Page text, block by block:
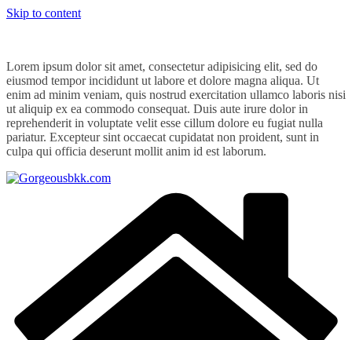
Skip to content
Lorem ipsum dolor sit amet, consectetur adipisicing elit, sed do
eiusmod tempor incididunt ut labore et dolore magna aliqua. Ut
enim ad minim veniam, quis nostrud exercitation ullamco laboris nisi
ut aliquip ex ea commodo consequat. Duis aute irure dolor in
reprehenderit in voluptate velit esse cillum dolore eu fugiat nulla
pariatur. Excepteur sint occaecat cupidatat non proident, sunt in
culpa qui officia deserunt mollit anim id est laborum.